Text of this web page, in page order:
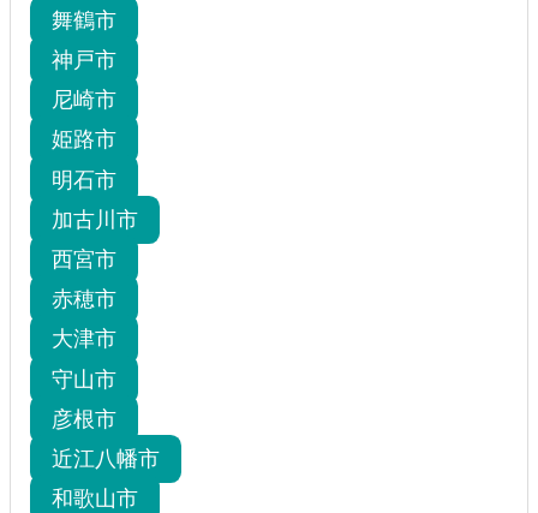
舞鶴市
神戸市
尼崎市
姫路市
明石市
加古川市
西宮市
赤穂市
大津市
守山市
彦根市
近江八幡市
和歌山市